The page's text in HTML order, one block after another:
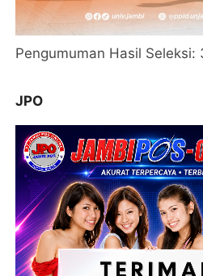
Pengumuman Hasil Seleksi:
JPO